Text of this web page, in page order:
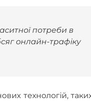
потреби в
онлайн-трафіку
технологій,